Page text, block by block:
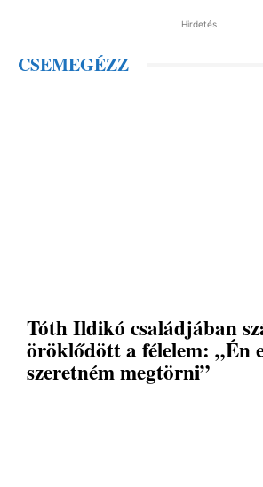
Hirdetés
CSEMEGÉZZ
Tóth Ildikó családjában
öröklődött a félelem: „Én
szeretném megtörni”